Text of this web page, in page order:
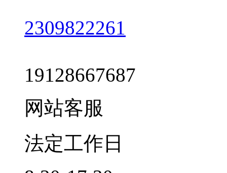
2309822261
19128667687
网站客服
法定工作日